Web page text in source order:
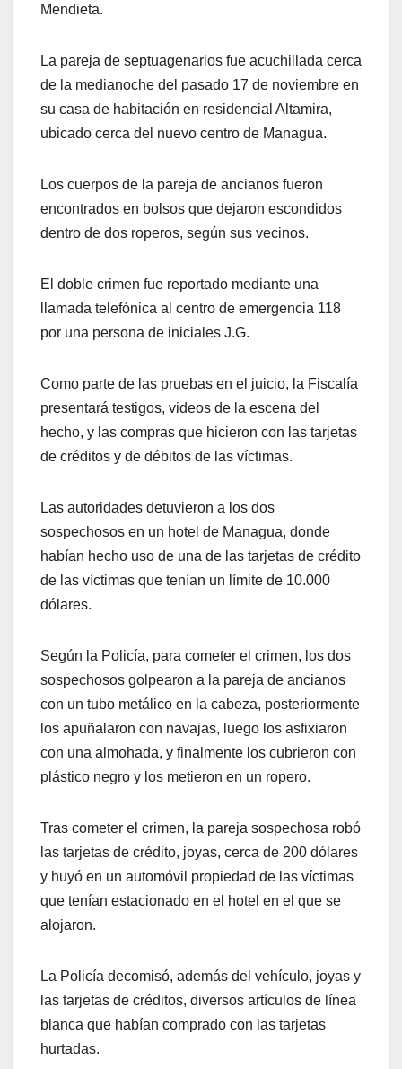
Mendieta.
La pareja de septuagenarios fue acuchillada cerca
de la medianoche del pasado 17 de noviembre en
su casa de habitación en residencial Altamira,
ubicado cerca del nuevo centro de Managua.
Los cuerpos de la pareja de ancianos fueron
encontrados en bolsos que dejaron escondidos
dentro de dos roperos, según sus vecinos.
El doble crimen fue reportado mediante una
llamada telefónica al centro de emergencia 118
por una persona de iniciales J.G.
Como parte de las pruebas en el juicio, la Fiscalía
presentará testigos, videos de la escena del
hecho, y las compras que hicieron con las tarjetas
de créditos y de débitos de las víctimas.
Las autoridades detuvieron a los dos
sospechosos en un hotel de Managua, donde
habían hecho uso de una de las tarjetas de crédito
de las víctimas que tenían un límite de 10.000
dólares.
Según la Policía, para cometer el crimen, los dos
sospechosos golpearon a la pareja de ancianos
con un tubo metálico en la cabeza, posteriormente
los apuñalaron con navajas, luego los asfixiaron
con una almohada, y finalmente los cubrieron con
plástico negro y los metieron en un ropero.
Tras cometer el crimen, la pareja sospechosa robó
las tarjetas de crédito, joyas, cerca de 200 dólares
y huyó en un automóvil propiedad de las víctimas
que tenían estacionado en el hotel en el que se
alojaron.
La Policía decomisó, además del vehículo, joyas y
las tarjetas de créditos, diversos artículos de línea
blanca que habían comprado con las tarjetas
hurtadas.